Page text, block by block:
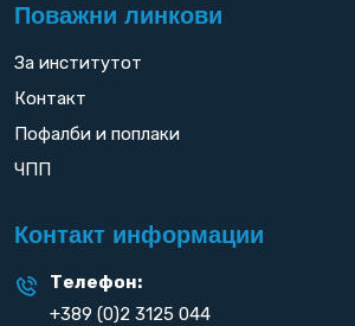
Поважни линкови
За институтот
Контакт
Пофалби и поплаки
ЧПП
Контакт информации
Телефон:
+389 (0)2 3125 044